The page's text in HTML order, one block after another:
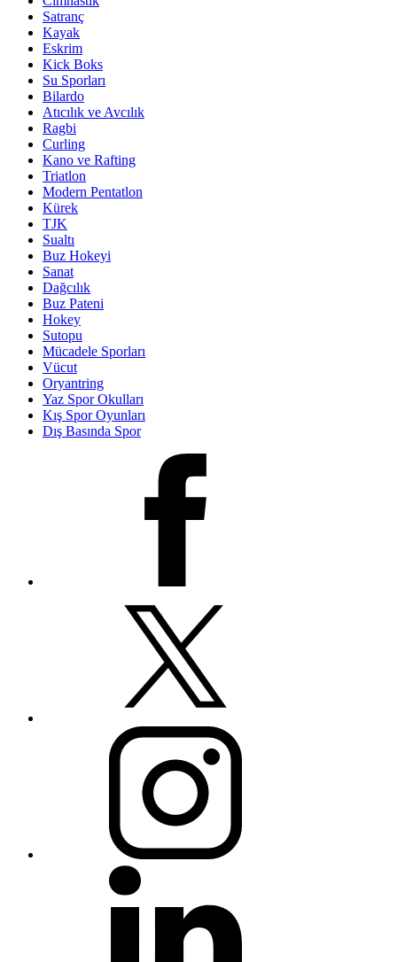
Satranç
Kayak
Eskrim
Kick Boks
Su Sporları
Bilardo
Atıcılık ve Avcılık
Ragbi
Curling
Kano ve Rafting
Triatlon
Modern Pentatlon
Kürek
TJK
Sualtı
Buz Hokeyi
Sanat
Dağcılık
Buz Pateni
Hokey
Sutopu
Mücadele Sporları
Vücut
Oryantring
Yaz Spor Okulları
Kış Spor Oyunları
Dış Basında Spor